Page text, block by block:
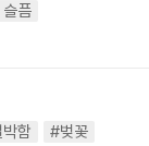
픔
함 #벚꽃